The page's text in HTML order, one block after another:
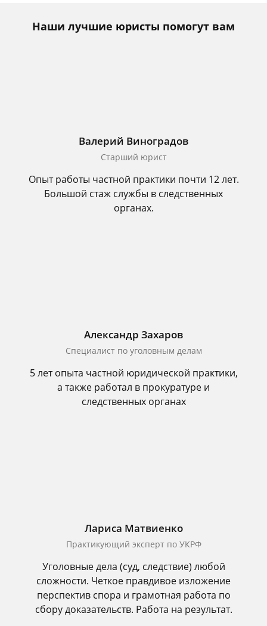
Наши лучшие юристы помогут вам
Валерий Виноградов
Старший юрист
Опыт работы частной практики почти 12 лет.
Большой стаж службы в следственных
органах.
Александр Захаров
Специалист по уголовным делам
5 лет опыта частной юридической практики,
а также работал в прокуратуре и
следственных органах
Лариса Матвиенко
Практикующий эксперт по УКРФ
Уголовные дела (суд, следствие) любой
сложности. Четкое правдивое изложение
перспектив спора и грамотная работа по
сбору доказательств. Работа на результат.